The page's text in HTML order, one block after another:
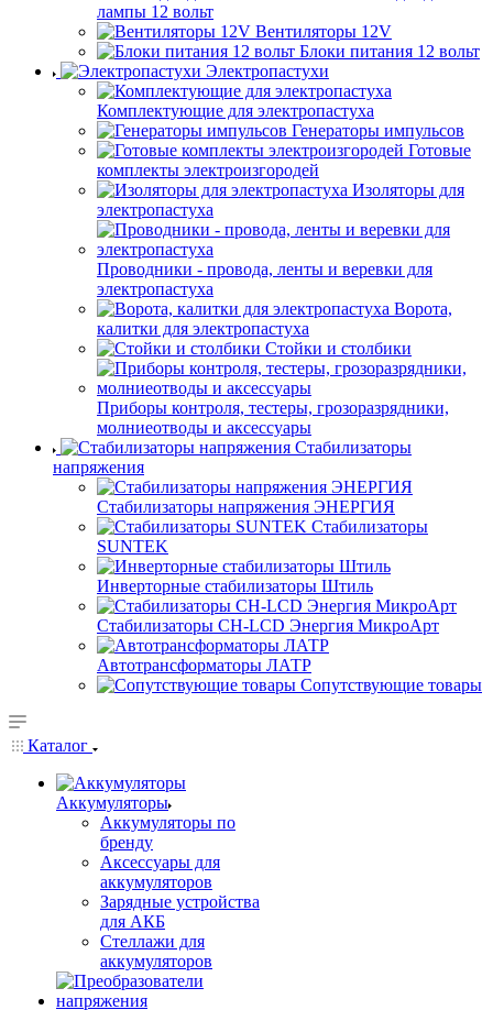
лампы 12 вольт
Вентиляторы 12V
Блоки питания 12 вольт
Электропастухи
Комплектующие для электропастуха
Генераторы импульсов
Готовые
комплекты электроизгородей
Изоляторы для
электропастуха
Проводники - провода, ленты и веревки для
электропастуха
Ворота,
калитки для электропастуха
Стойки и столбики
Приборы контроля, тестеры, грозоразрядники,
молниеотводы и аксессуары
Стабилизаторы
напряжения
Стабилизаторы напряжения ЭНЕРГИЯ
Стабилизаторы
SUNTEK
Инверторные стабилизаторы Штиль
Стабилизаторы СН-LCD Энepгия МикроАрт
Автотрансформаторы ЛАТР
Сопутствующие товары
Каталог
Аккумуляторы
Аккумуляторы по
бренду
Аксессуары для
аккумуляторов
Зарядные устройства
для АКБ
Стеллажи для
аккумуляторов